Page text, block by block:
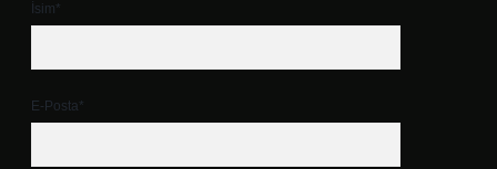
İsim*
E-Posta*